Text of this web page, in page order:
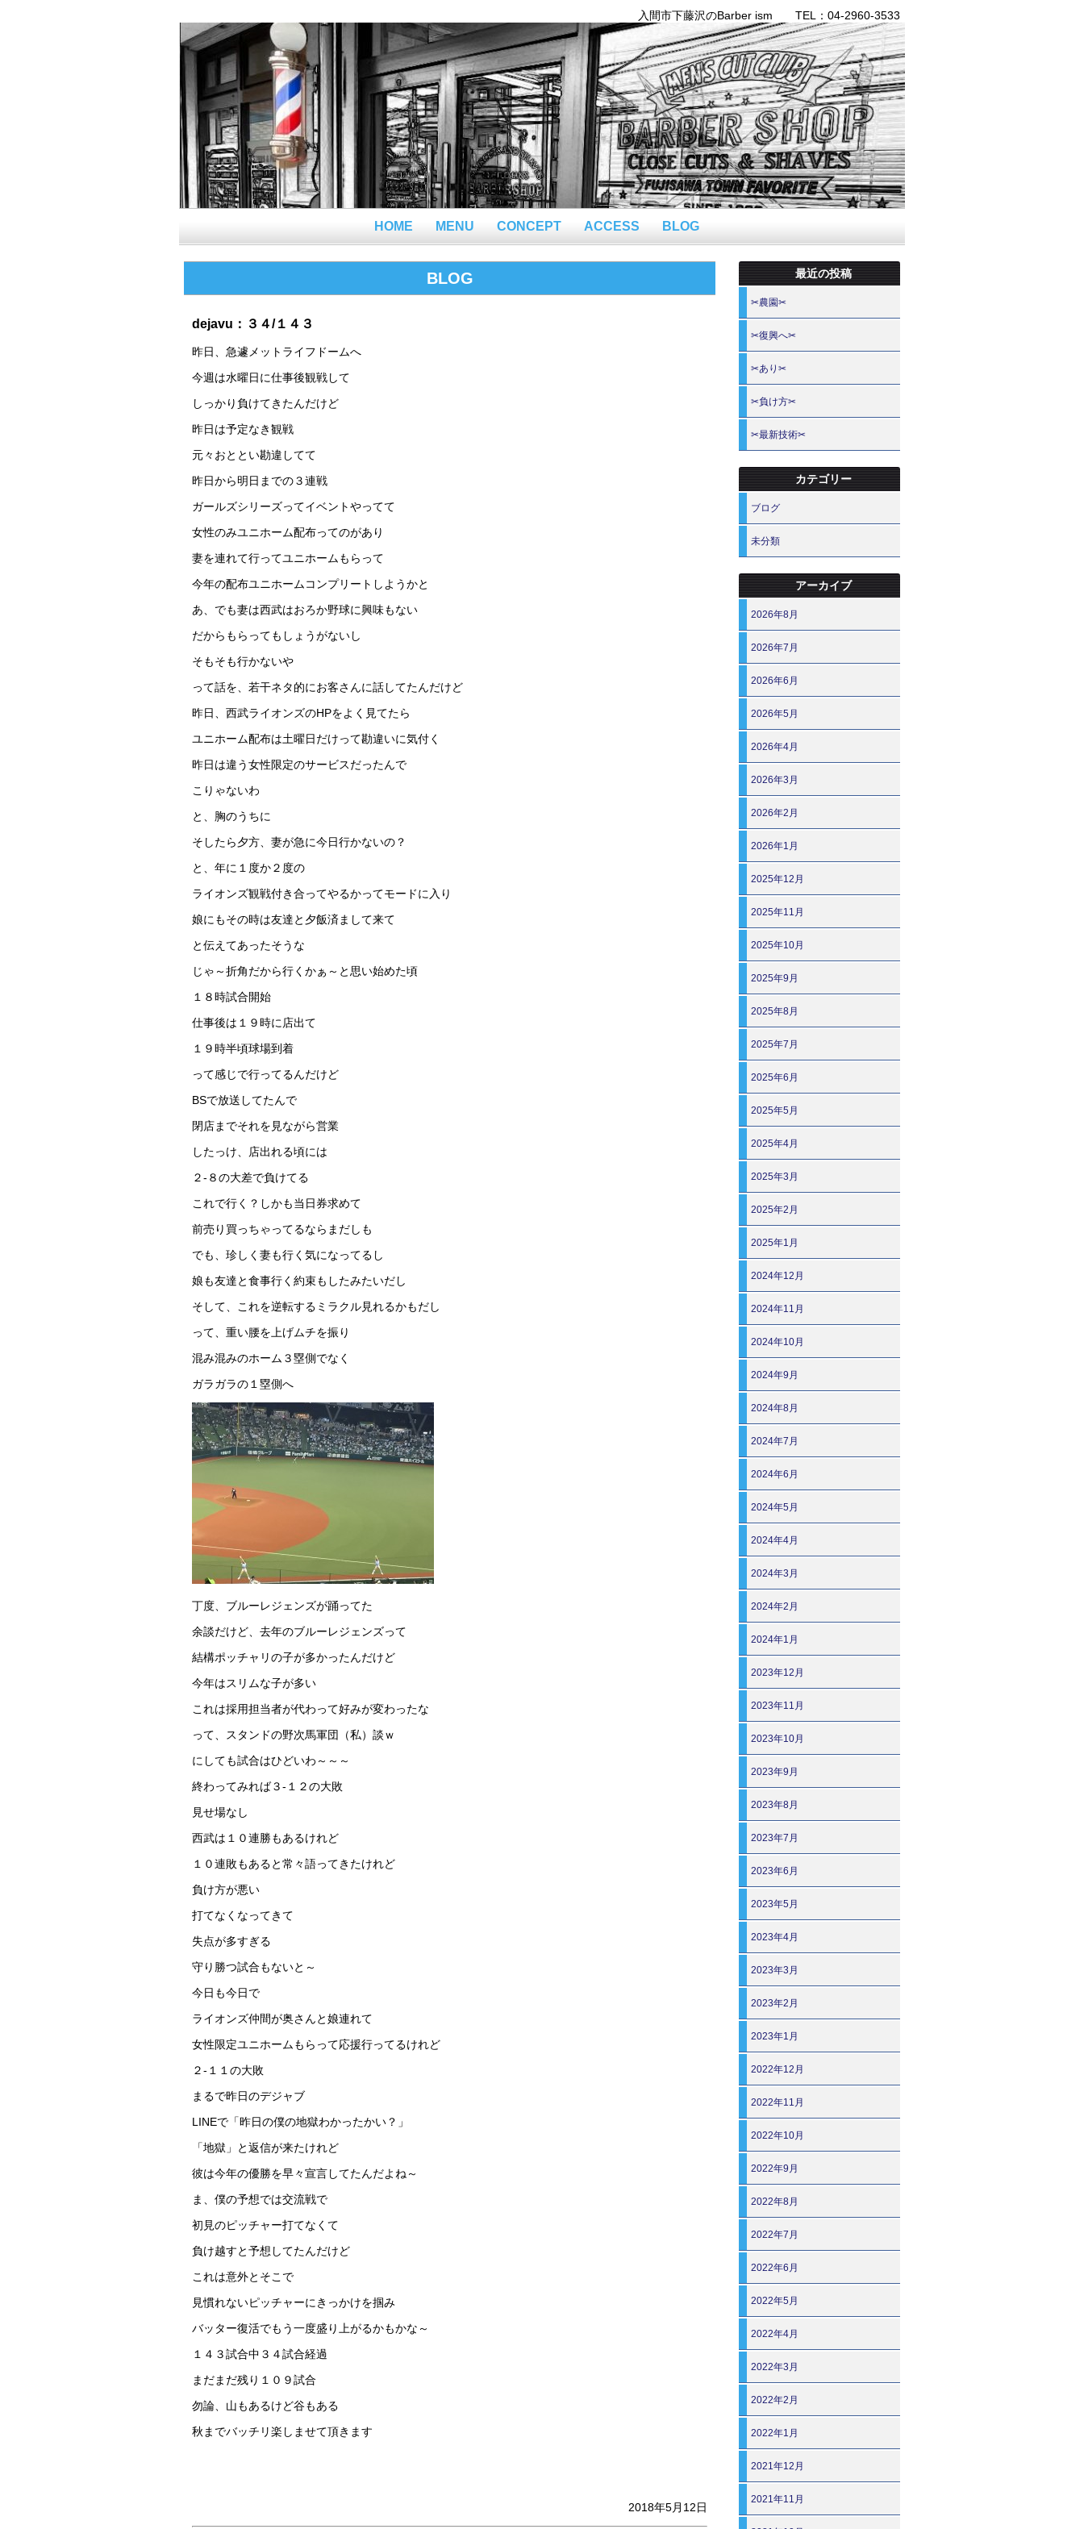
入間市下藤沢のBarber ism TEL：04-2960-3533
HOME MENU CONCEPT ACCESS BLOG
BLOG
dejavu：３４/１４３
昨日、急遽メットライフドームへ
今週は水曜日に仕事後観戦して
しっかり負けてきたんだけど
昨日は予定なき観戦
元々おととい勘違してて
昨日から明日までの３連戦
ガールズシリーズってイベントやってて
女性のみユニホーム配布ってのがあり
妻を連れて行ってユニホームもらって
今年の配布ユニホームコンプリートしようかと
あ、でも妻は西武はおろか野球に興味もない
だからもらってもしょうがないし
そもそも行かないや
って話を、若干ネタ的にお客さんに話してたんだけど
昨日、西武ライオンズのHPをよく見てたら
ユニホーム配布は土曜日だけって勘違いに気付く
昨日は違う女性限定のサービスだったんで
こりゃないわ
と、胸のうちに
そしたら夕方、妻が急に今日行かないの？
と、年に１度か２度の
ライオンズ観戦付き合ってやるかってモードに入り
娘にもその時は友達と夕飯済まして来て
と伝えてあったそうな
じゃ～折角だから行くかぁ～と思い始めた頃
１８時試合開始
仕事後は１９時に店出て
１９時半頃球場到着
って感じで行ってるんだけど
BSで放送してたんで
閉店までそれを見ながら営業
したっけ、店出れる頃には
２-８の大差で負けてる
これで行く？しかも当日券求めて
前売り買っちゃってるならまだしも
でも、珍しく妻も行く気になってるし
娘も友達と食事行く約束もしたみたいだし
そして、これを逆転するミラクル見れるかもだし
って、重い腰を上げムチを振り
混み混みのホーム３塁側でなく
ガラガラの１塁側へ
丁度、ブルーレジェンズが踊ってた
余談だけど、去年のブルーレジェンズって
結構ポッチャリの子が多かったんだけど
今年はスリムな子が多い
これは採用担当者が代わって好みが変わったな
って、スタンドの野次馬軍団（私）談ｗ
にしても試合はひどいわ～～～
終わってみれば３-１２の大敗
見せ場なし
西武は１０連勝もあるけれど
１０連敗もあると常々語ってきたけれど
負け方が悪い
打てなくなってきて
失点が多すぎる
守り勝つ試合もないと～
今日も今日で
ライオンズ仲間が奥さんと娘連れて
女性限定ユニホームもらって応援行ってるけれど
２-１１の大敗
まるで昨日のデジャブ
LINEで「昨日の僕の地獄わかったかい？」
「地獄」と返信が来たけれど
彼は今年の優勝を早々宣言してたんだよね～
ま、僕の予想では交流戦で
初見のピッチャー打てなくて
負け越すと予想してたんだけど
これは意外とそこで
見慣れないピッチャーにきっかけを掴み
バッター復活でもう一度盛り上がるかもかな～
１４３試合中３４試合経過
まだまだ残り１０９試合
勿論、山もあるけど谷もある
秋までバッチリ楽しませて頂きます
2018年5月12日
最近の投稿
✂農園✂
✂復興へ✂
✂あり✂
✂負け方✂
✂最新技術✂
カテゴリー
ブログ
未分類
アーカイブ
2026年8月
2026年7月
2026年6月
2026年5月
2026年4月
2026年3月
2026年2月
2026年1月
2025年12月
2025年11月
2025年10月
2025年9月
2025年8月
2025年7月
2025年6月
2025年5月
2025年4月
2025年3月
2025年2月
2025年1月
2024年12月
2024年11月
2024年10月
2024年9月
2024年8月
2024年7月
2024年6月
2024年5月
2024年4月
2024年3月
2024年2月
2024年1月
2023年12月
2023年11月
2023年10月
2023年9月
2023年8月
2023年7月
2023年6月
2023年5月
2023年4月
2023年3月
2023年2月
2023年1月
2022年12月
2022年11月
2022年10月
2022年9月
2022年8月
2022年7月
2022年6月
2022年5月
2022年4月
2022年3月
2022年2月
2022年1月
2021年12月
2021年11月